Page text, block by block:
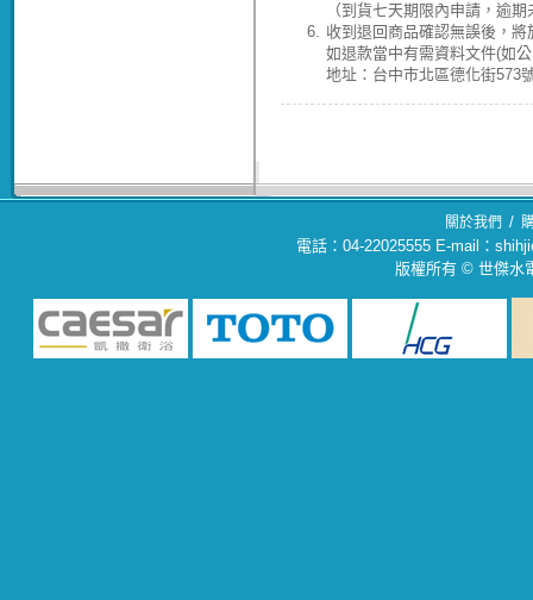
（到貨七天期限內申請，逾
6. 收到退回商品確認無誤後，
如退款當中有需資料文件(如
地址：台中市北區德化街573
關於我們 /
電話：04-22025555 E-mail：
版權所有 © 世傑水